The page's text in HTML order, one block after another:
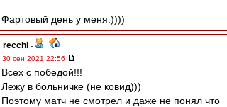
Фартовый день у меня.))))
recchi -
30 сен 2021 22:56
Всех с победой!!!
Лежу в больничке (не ковид)))
Поэтому матч не смотрел и даже не понял что